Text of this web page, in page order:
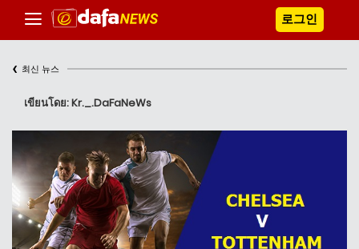
로그인
‹ 최신 뉴스
เขียนโดย: Kr._.DaFaNeWs